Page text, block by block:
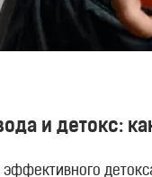
и детокс: